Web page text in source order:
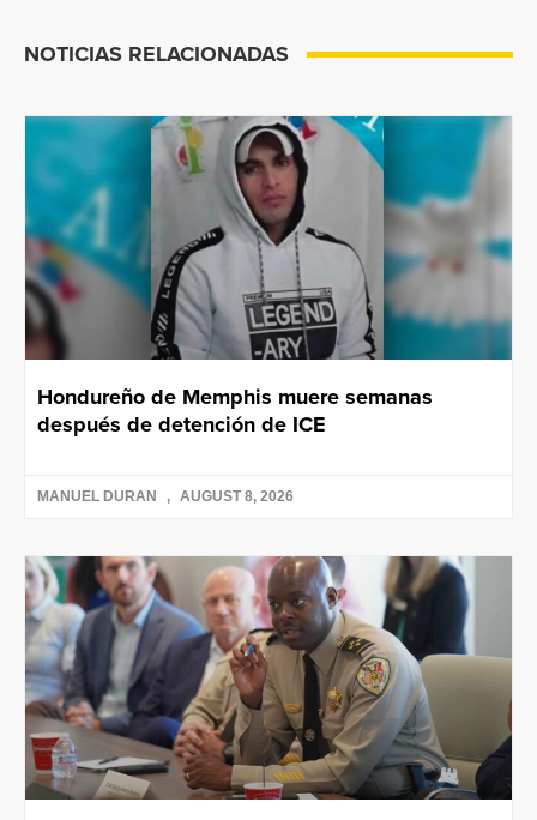
NOTICIAS RELACIONADAS
Hondureño de Memphis muere semanas
después de detención de ICE
MANUEL DURAN AUGUST 8, 2026